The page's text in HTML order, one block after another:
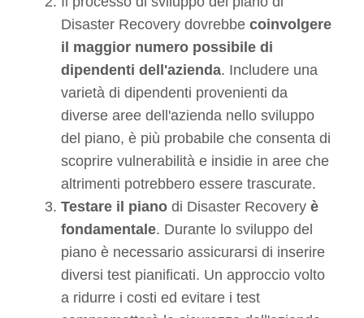
Disaster Recovery dovrebbe coinvolgere
il maggior numero possibile di
dipendenti dell'azienda. Includere una
varietà di dipendenti provenienti da
diverse aree dell'azienda nello sviluppo
del piano, è più probabile che consenta di
scoprire vulnerabilità e insidie in aree che
altrimenti potrebbero essere trascurate.
Testare il piano di Disaster Recovery è
fondamentale. Durante lo sviluppo del
piano è necessario assicurarsi di inserire
diversi test pianificati. Un approccio volto
a ridurre i costi ed evitare i test